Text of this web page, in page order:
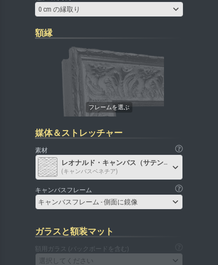
0 cm の縁取り
額縁
媒体＆ストレッチャー
素材
レオナルド・キャンバス（サテン）
(キャンバスベネチア)
キャンバスフレーム
キャンバスフレーム - 側面に鏡像
ガラスと額装マット
額用ガラス (バックボードを含む)
選択してください